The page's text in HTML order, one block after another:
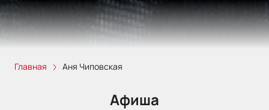
Главная Аня Чиповская
Афиша